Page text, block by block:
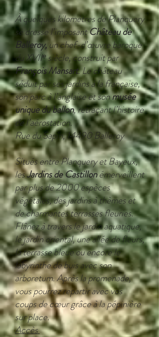
À quelques kilomètres de Planquery
se dresse l’imposantChâteau de
Balleroy, un chef-d’œuvre baroque
du XVIIᵉ siècle, construit par
François Mansart. Le château
séduit par ses jardins à la française,
son parc à l’anglaise et sonmusée
unique du ballon, retraçant l’histoire
de l’aérostation.
Rue du Sapin, 14490 Balleroy
Situés entre Planquery et Bayeux,
lesJardins de Castillonémerveillent
par plus de 2000 espèces
végétales, des jardins à thèmes et
de charmantes terrasses fleuries.
Flânez à travers le jardin aquatique,
le jardin oriental, une allée de fleurs,
la terrasse bleue ou encore le
labyrinthe de buis avec son
arboretum. Après la promenade,
vous pourrez repartir avec vos
coups de cœur grâce à la pépinière
sur place.
Accès